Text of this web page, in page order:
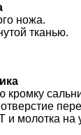
ножа.
тканью.
кромку
молотка на